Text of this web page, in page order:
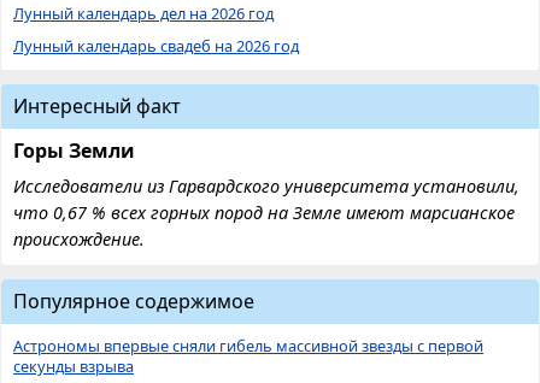
Лунный календарь дел на 2026 год
Лунный календарь свадеб на 2026 год
Интересный факт
Горы Земли
Исследователи из Гарвардского университета установили,
что 0,67 % всех горных пород на Земле имеют марсианское
происхождение.
Популярное содержимое
Астрономы впервые сняли гибель массивной звезды с первой
секунды взрыва